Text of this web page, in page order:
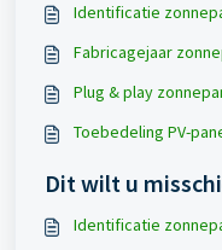
Identificatie
Fabricagejaar
Plug & play
Toebedeling PV-
Dit wilt u
Identificatie